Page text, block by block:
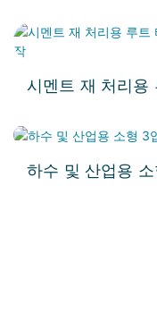
시멘트 재 처리용
하수 및 산업용 소